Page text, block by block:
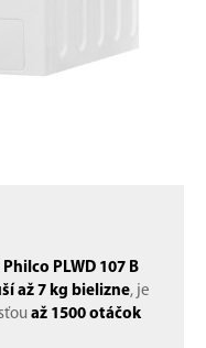
Philco PLWD 107 B
až 7 kg bielizne, je
až 1500 otáčok